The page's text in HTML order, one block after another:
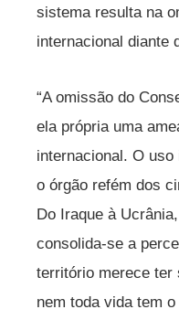
sistema resulta na
internacional diante
“A omissão do
ela própria uma
internacional. O
o órgão refém dos
Do Iraque à
consolida-se a
território merece ter
nem toda vida tem